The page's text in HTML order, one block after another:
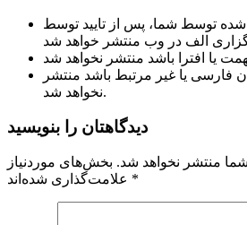
شده توسط شما، پس از تایید توسط
فارسی یا غیر مرتبط باشد منتشر
نخواهد شد.
دیدگاهتان را بنویسید
منتشر نخواهد شد. بخش‌های موردنیاز
*